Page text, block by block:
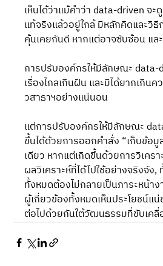
เห็นได้ว่าแม้คำว่า data-driven จะ
แท้จริงแล้วอยู่ใกล้ มีหลักคิดและวิ
คุ้นเคยกันดี หากแต่อาจซับซ้อน แ
การปรับองค์กรให้มีลักษณะ data-
เรื่องไกลเกินฝัน และมิได้ยากเกิน
วสาธาฯอย่างแน่นอน
แต่การปรับองค์กรให้มีลักษณะ
ขึ้นได้ด้วยการออกคำสั่ง “เก็บข้อ
เดียว หากแต่เกิดขึ้นด้วยการวิเคร
ผลวิเคราะห์ที่ได้ไปใช้อย่างจริงจัง
ทั้งหมดต้องไม่กลายเป็นภาระหน้าง
ผู้เกี่ยวข้องทั้งหมดเห็นประโยชน์แ
ต่อไปด้วยกันใต้วัฒนธรรมที่ขับเค